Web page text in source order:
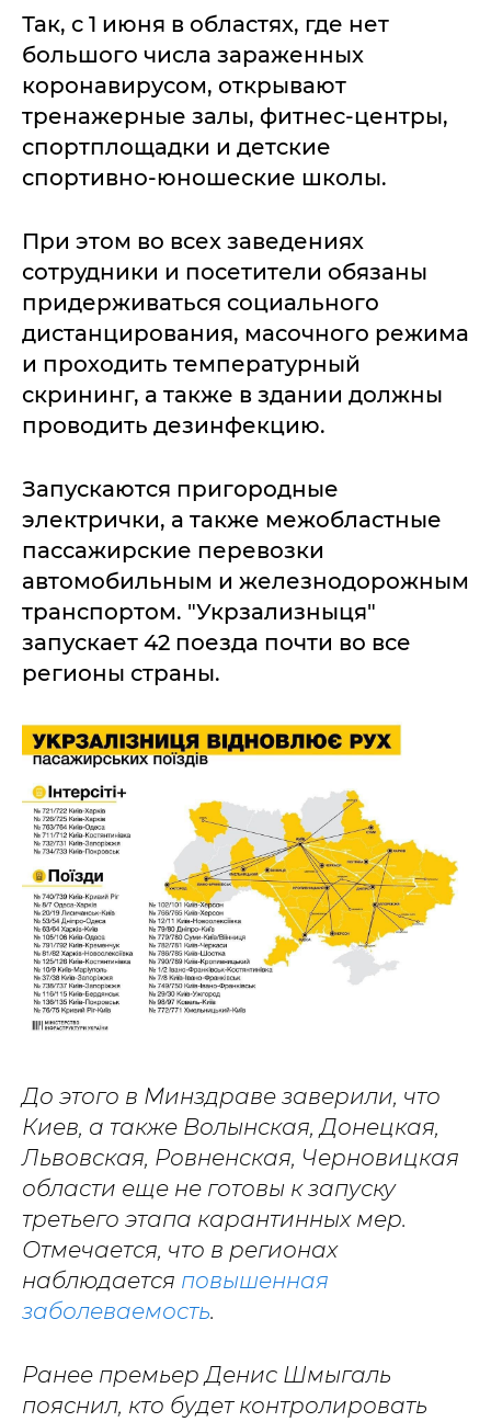
Так, с 1 июня в областях, где нет
большого числа зараженных
коронавирусом, открывают
тренажерные залы, фитнес-центры,
спортплощадки и детские
спортивно-юношеские школы.
При этом во всех заведениях
сотрудники и посетители обязаны
придерживаться социального
дистанцирования, масочного режима
и проходить температурный
скрининг, а также в здании должны
проводить дезинфекцию.
Запускаются пригородные
электрички, а также межобластные
пассажирские перевозки
автомобильным и железнодорожным
транспортом. "Укрзализныця"
запускает 42 поезда почти во все
регионы страны.
До этого в Минздраве заверили, что
Киев, а также Волынская, Донецкая,
Львовская, Ровненская, Черновицкая
области еще не готовы к запуску
третьего этапа карантинных мер.
Отмечается, что в регионах
наблюдается повышенная
заболеваемость.
Ранее премьер Денис Шмыгаль
пояснил, кто будет контролировать